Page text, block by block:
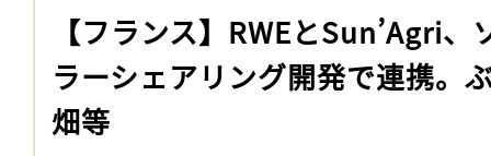
【フランス】RWEとSun’Agri、
ラーシェアリング開発で連携。
畑等